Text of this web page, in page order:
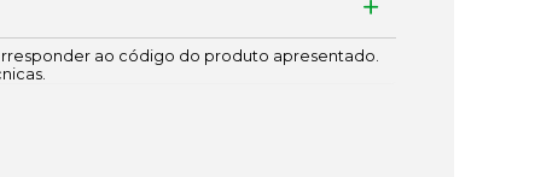
ao código do produto apresentado.